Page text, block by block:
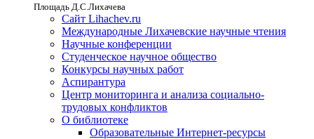
Площадь Д.С.Лихачева
Сайт Lihachev.ru
Международные Лихачевские научные чтения
Научные конференции
Студенческое научное общество
Конкурсы научных работ
Аспирантура
Центр мониторинга и анализа социально-
трудовых конфликтов
О библиотеке
Образовательные Интернет-ресурсы